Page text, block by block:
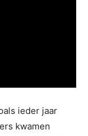
ieder jaar
kwamen